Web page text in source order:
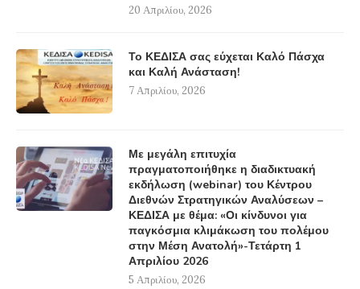
20 Απριλίου, 2026
Το ΚΕΔΙΣΑ σας εύχεται Καλό Πάσχα
και Καλή Ανάσταση!
7 Απριλίου, 2026
Με μεγάλη επιτυχία
πραγματοποιήθηκε η διαδικτυακή
εκδήλωση (webinar) του Κέντρου
Διεθνών Στρατηγικών Αναλύσεων –
ΚΕΔΙΣΑ με θέμα: «Οι κίνδυνοι για
παγκόσμια κλιμάκωση του πολέμου
στην Μέση Ανατολή»-Τετάρτη 1
Απριλίου 2026
5 Απριλίου, 2026